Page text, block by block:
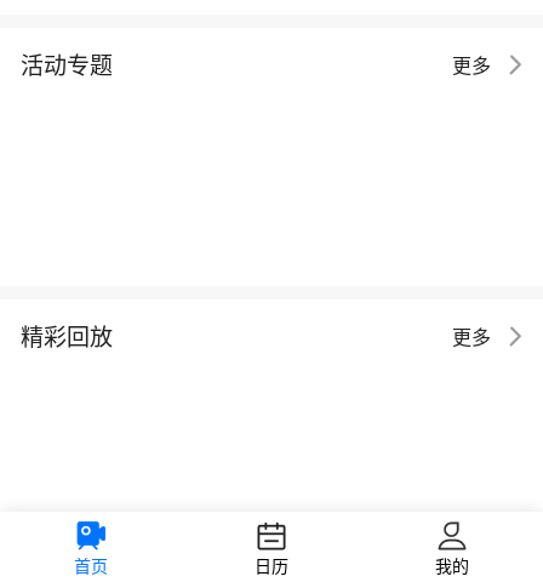
活动专题 更多
精彩回放 更多
首页 日历 我的